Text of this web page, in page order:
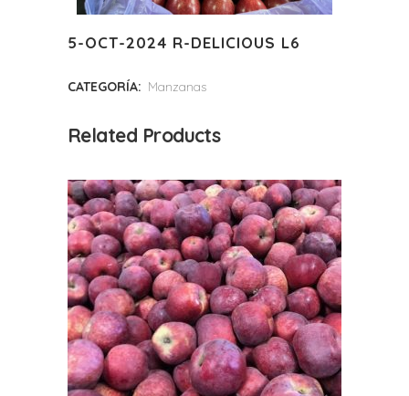
5-OCT-2024 R-DELICIOUS L6
CATEGORÍA: Manzanas
Related Products